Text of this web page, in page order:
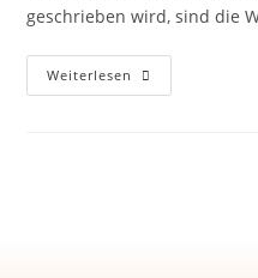
geschrieben wird, sind die
Weiterlesen